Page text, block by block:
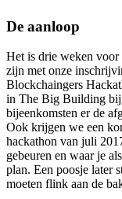
De aanloop
Het is drie weken voor
zijn met onze
Blockchaingers
in The Big Building
bijeenkomsten er de
Ook krijgen we een
hackathon van juli
gebeuren en waar je
plan. Een poosje later
moeten flink aan de